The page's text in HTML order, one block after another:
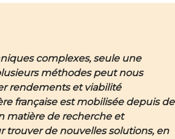
complexes, seule une
méthodes peut nous
rendements et viabilité
française est mobilisée depuis de
matière de recherche et
trouver de nouvelles solutions, en